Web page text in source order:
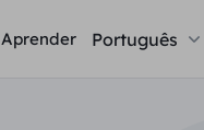
Aprender Português